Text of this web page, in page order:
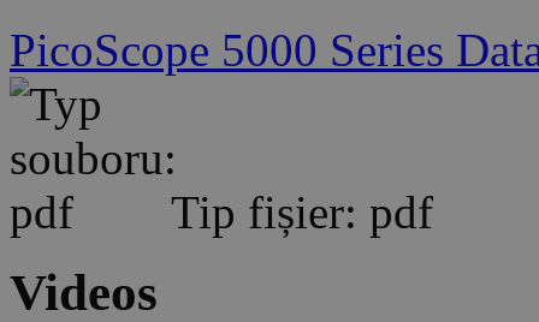
PicoScope 5000 Series
Tip fișier: pdf
Videos